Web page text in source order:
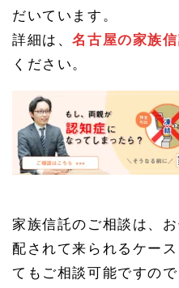
だいています。
詳細は、名古屋の家族
ください。
家族信託のご相談は、
配されて来られるケー
てもご相談可能ですの